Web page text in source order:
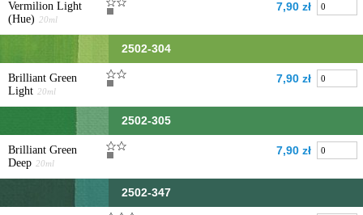
Vermilion Light
(Hue) 20ml
7,90 zł
2502-304
Brilliant Green
Light 20ml
7,90 zł
2502-305
Brilliant Green
Deep 20ml
7,90 zł
2502-347